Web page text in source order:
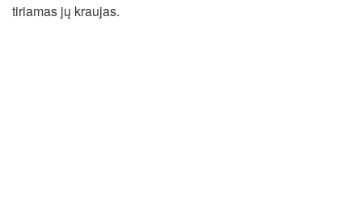
tiriamas jų kraujas.